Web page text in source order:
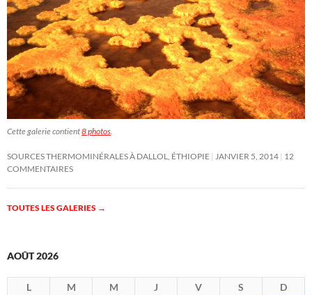
Cette galerie contient8 photos.
SOURCES THERMOMINÉRALES À DALLOL, ÉTHIOPIE JANVIER 5, 2014 12
COMMENTAIRES
TOUTES LES GALERIES →
AOÛT 2026
L M M J V S
D